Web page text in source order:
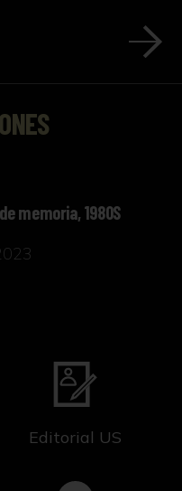
memoria, 1980S
Editorial US